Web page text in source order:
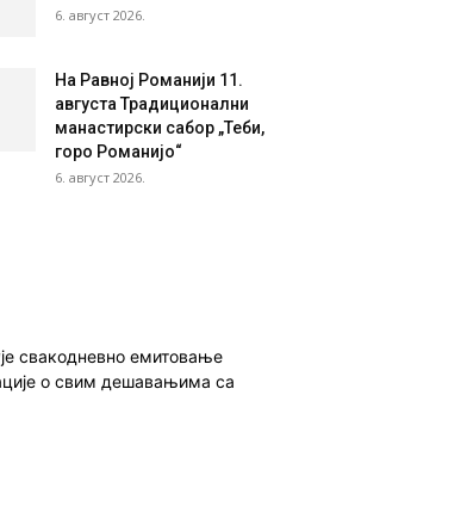
6. август 2026.
На Равној Романији 11.
августа Традиционални
манастирски сабор „Теби,
горо Романијо“
6. август 2026.
свакодневно емитовање
о свим дешавањима са